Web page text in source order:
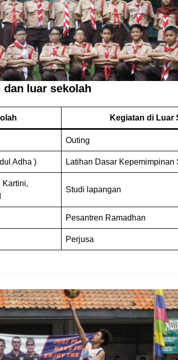
dan luar sekolah
Kegiatan di Luar
Outing
Adha ) Latihan Dasar Kepemimpinan
Kartini,
Studi lapangan
Pesantren Ramadhan
Perjusa